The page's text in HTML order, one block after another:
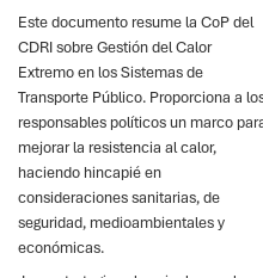
Este documento resume la CoP del
CDRI sobre Gestión del Calor
Extremo en los Sistemas de
Transporte Público. Proporciona a
responsables políticos un marco
mejorar la resistencia al calor,
haciendo hincapié en
consideraciones sanitarias, de
seguridad, medioambientales y
económicas.